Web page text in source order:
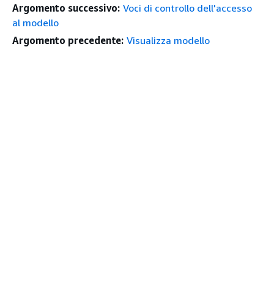
Argomento successivo: Voci di controllo dell'accesso
al modello
Argomento precedente: Visualizza modello